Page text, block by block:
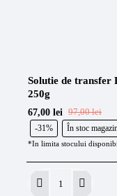
Solutie de transfer
250g
În stoc
*In limita stocului
-31%
67,00 lei 97,00 lei
Solutie